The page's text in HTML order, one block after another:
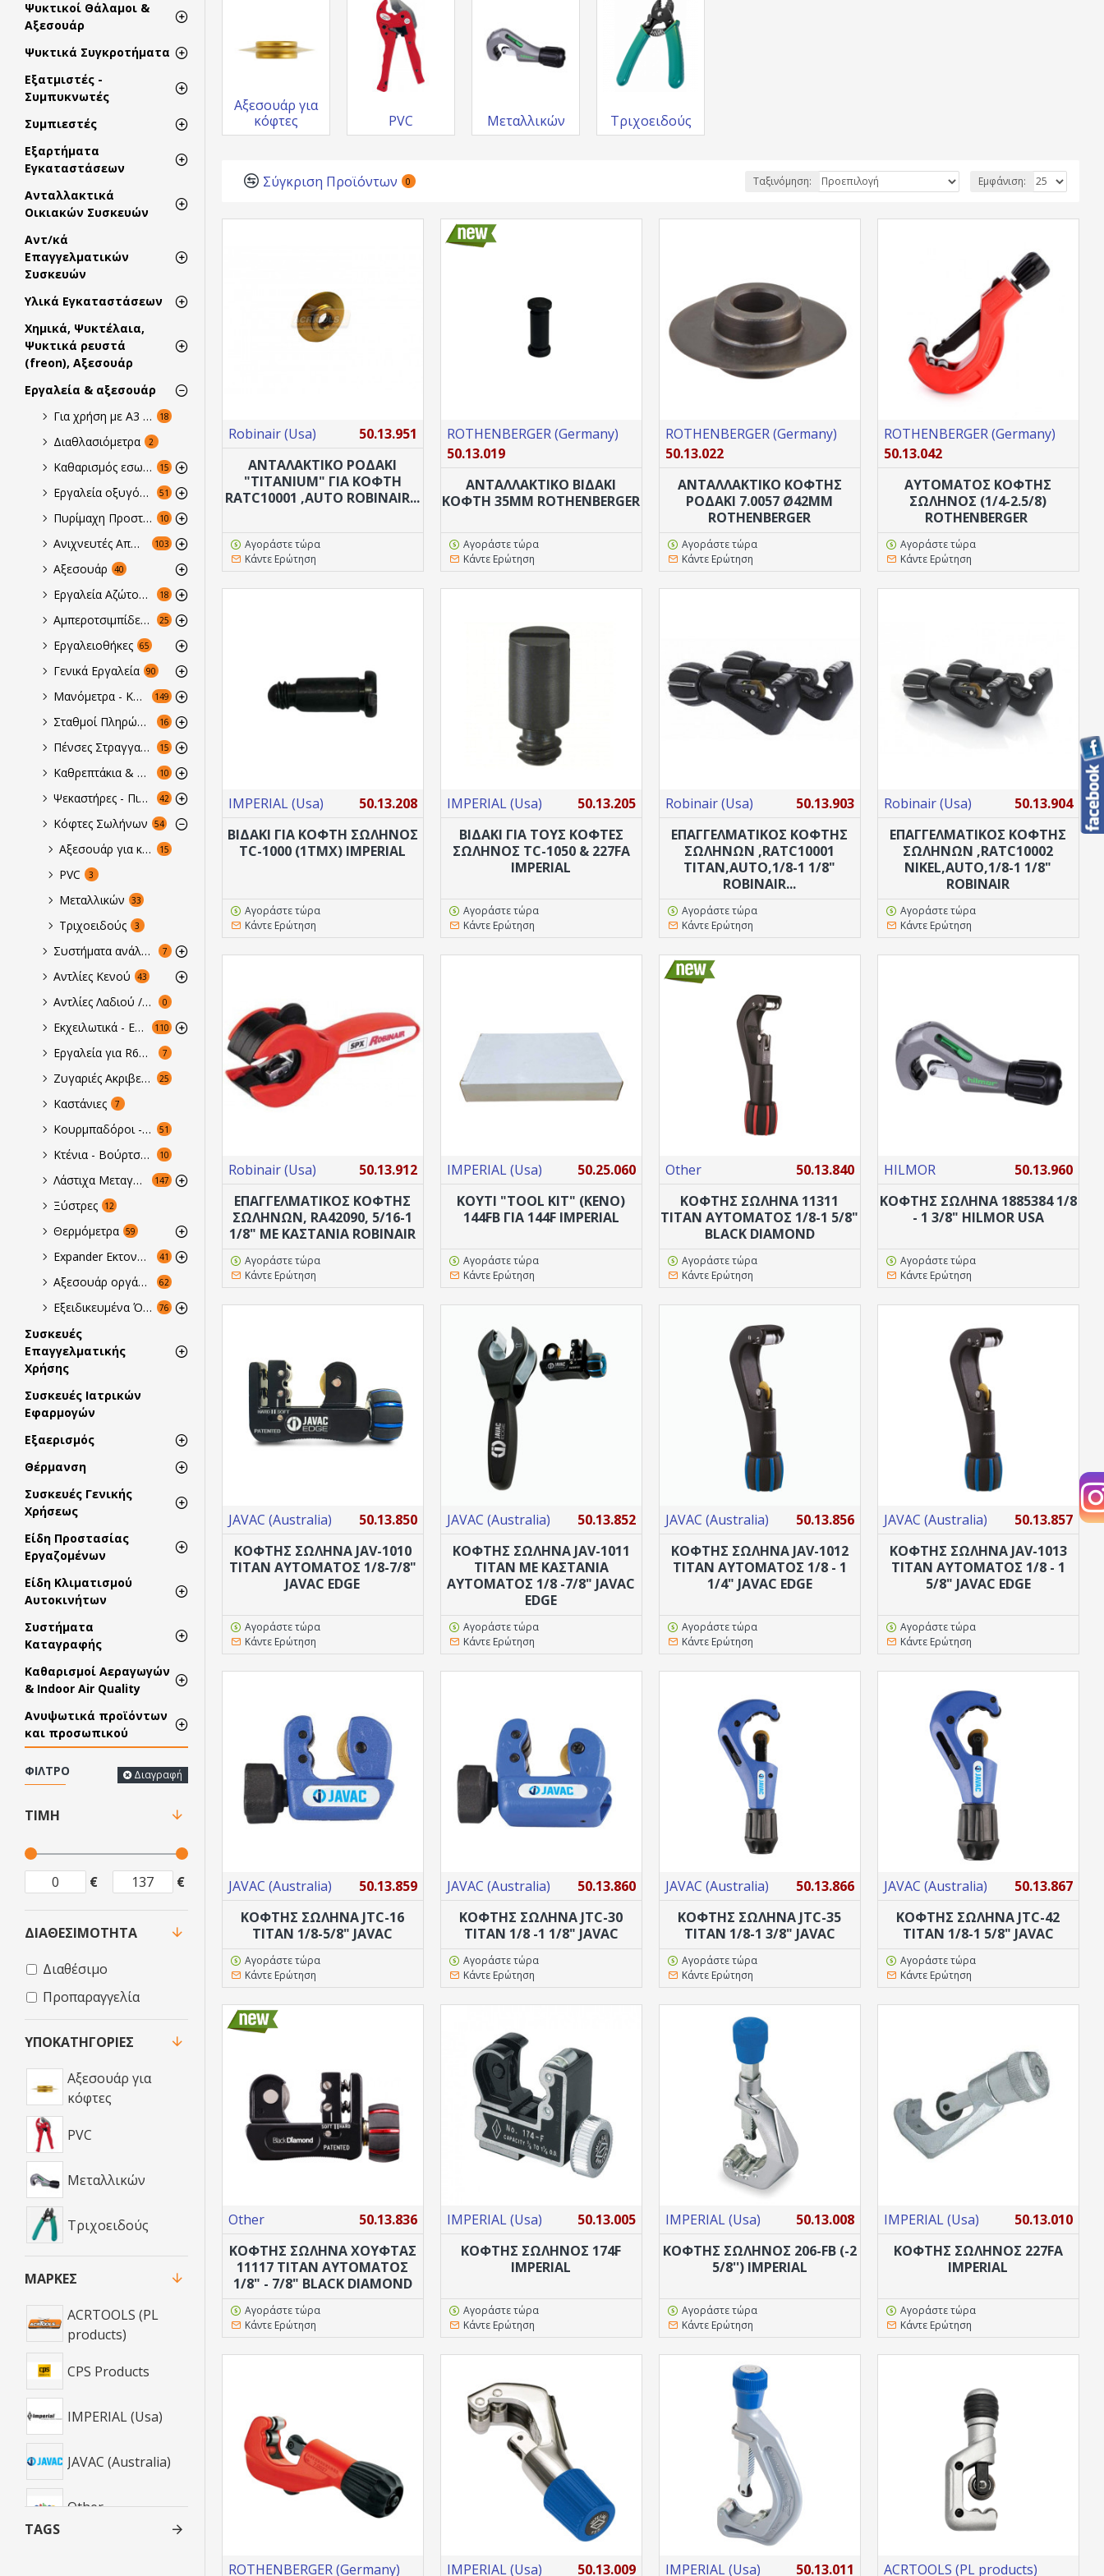
Ψυκτικοί Θάλαμοι &
Αξεσουάρ
Ψυκτικά Συγκροτήματα
Εξατμιστές -
Συμπυκνωτές
Συμπιεστές
Εξαρτήματα
Εγκαταστάσεων
Ανταλλακτικά
Οικιακών Συσκευών
Αντ/κά
Επαγγελματικών
Συσκευών
Υλικά Εγκαταστάσεων
Χημικά, Ψυκτέλαια,
Ψυκτικά ρευστά
(freon), Αξεσουάρ
Εργαλεία & αξεσουάρ
Για χρήση με A3 Εύφλεκτα & Εκρηκτικά Αέρια
18
Διαθλασιόμετρα 2
Καθαρισμός εσωτερικών κυκλωμάτων 15
Εργαλεία οξυγόνου & αξεσουάρ συγκόλλησης 51
Πυρίμαχη Προστασία 10
Ανιχνευτές Απωλειών 103
Αξεσουάρ 40
Εργαλεία Αζώτου Για Πρεσάρισμα & Για Κόλημμα 18
Αμπεροτσιμπίδες - Πολύμετρα -Tester 25
Εργαλειοθήκες 65
Γενικά Εργαλεία 90
Μανόμετρα - Κάσες 149
Σταθμοί Πληρώσεως, Ανάκτησης - Ανακύκλωσης 16
Πένσες Στραγγαλισμού 15
Καθρεπτάκια & Hλεκτρονικά Ενδσκόπια 10
Ψεκαστήρες - Πιεστικά 42
Κόφτες Σωλήνων 54
Αξεσουάρ για κόφτες 15
PVC 3
Μεταλλικών 33
Τριχοειδούς 3
Συστήματα ανάλυσης, απόδοσης & καθαριότητας 7
Αντλίες Κενού 43
Αντλίες Λαδιού / Ελεγκτές Οξύτητας 0
Εκχειλωτικά - Εκτονωτικά Συνδυαζόμενα 110
Εργαλεία για R600a, R290 7
Ζυγαριές Ακριβείας & Ογκομετρητές 25
Καστάνιες 7
Κουρμπαδόροι - Ελατήρια & Διαμόρφωση Σωλήνων 51
Κτένια - Βούρτσες στοιχείων 10
Λάστιχα Μεταγγίσεως - Κενού 147
Ξύστρες 12
Θερμόμετρα 59
Expander Εκτονωτές - Ταφαδόροι - Πρέσες 41
Αξεσουάρ οργάνωσης τεχνικών 62
Εξειδικευμένα Όργανα Μέτρησης 76
Συσκευές
Επαγγελματικής
Χρήσης
Συσκευές Ιατρικών
Εφαρμογών
Εξαερισμός
Θέρμανση
Συσκευές Γενικής
Χρήσεως
Είδη Προστασίας
Εργαζομένων
Είδη Κλιματισμού
Αυτοκινήτων
Συστήματα
Καταγραφής
Καθαρισμοί Αεραγωγών
& Indoor Air Quality
Ανυψωτικά προϊόντων
και προσωπικού
ΦΊΛΤΡΟ Διαγραφή
ΤΙΜΉ
€ €
ΥΠΟΚΑΤΗΓΟΡΊΕΣ
Αξεσουάρ για
κόφτες
PVC
Μεταλλικών
Τριχοειδούς
ΜΆΡΚΕΣ
ACRTOOLS (PL
products)
CPS Products
IMPERIAL (Usa)
JAVAC (Australia)
Other
TAGS
ΔΙΑΘΕΣΙΜΌΤΗΤΑ
Διαθέσιμο
Προπαραγγελία
Αξεσουάρ για
κόφτες
PVC Μεταλλικών Τριχοειδούς
Σύγκριση Προϊόντων 0 Ταξινόμηση: Εμφάνιση:
Robinair (Usa)
50.13.951
ΑΝΤΑΛΑΚΤΙΚΟ ΡΟΔΑΚΙ
"TITANIUM" ΓΙΑ ΚΟΦΤΗ
RATC10001 ,AUTO ROBINAIR...
Αγοράστε τώρα
Κάντε Ερώτηση
ROTHENBERGER (Germany)
50.13.019
ΑΝΤΑΛΛΑΚΤΙΚΌ ΒΙΔΆΚΙ
ΚΌΦΤΗ 35MM ROTHENBERGER
Αγοράστε τώρα
Κάντε Ερώτηση
ROTHENBERGER (Germany)
50.13.022
ΑΝΤΑΛΛΑΚΤΙΚΌ ΚΟΦΤΗΣ
ΡΟΔΑΚΙ 7.0057 Ø42MM
ROTHENBERGER
Αγοράστε τώρα
Κάντε Ερώτηση
ROTHENBERGER (Germany)
50.13.042
ΑΥΤΌΜΑΤΟΣ ΚΟΦΤΗΣ
ΣΩΛΗΝΟΣ (1/4-2.5/8)
ROTHENBERGER
Αγοράστε τώρα
Κάντε Ερώτηση
IMPERIAL (Usa)
50.13.208
ΒΙΔΆΚΙ ΓΙΑ ΚΟΦΤΗ ΣΩΛΗΝΟΣ
TC-1000 (1ΤΜΧ) IMPERIAL
Αγοράστε τώρα
Κάντε Ερώτηση
IMPERIAL (Usa)
50.13.205
ΒΙΔΑΚΙ ΓΙΑ ΤΟΥΣ ΚΟΦΤΕΣ
ΣΩΛΗΝΟΣ TC-1050 & 227FA
IMPERIAL
Αγοράστε τώρα
Κάντε Ερώτηση
Robinair (Usa)
50.13.903
ΕΠΑΓΓΕΛΜΑΤΙΚΟΣ ΚΟΦΤΗΣ
ΣΩΛΗΝΩΝ ,RATC10001
TITAN,AUTO,1/8-1 1/8"
ROBINAIR...
Αγοράστε τώρα
Κάντε Ερώτηση
Robinair (Usa)
50.13.904
ΕΠΑΓΓΕΛΜΑΤΙΚΟΣ ΚΟΦΤΗΣ
ΣΩΛΗΝΩΝ ,RATC10002
NIKEL,AUTO,1/8-1 1/8"
ROBINAIR
Αγοράστε τώρα
Κάντε Ερώτηση
Robinair (Usa)
50.13.912
ΕΠΑΓΓΕΛΜΑΤΙΚΟΣ ΚΟΦΤΗΣ
ΣΩΛΗΝΩΝ, RA42090, 5/16-1
1/8" ΜΕ ΚΑΣΤΆΝΙΑ ROBINAIR
Αγοράστε τώρα
Κάντε Ερώτηση
IMPERIAL (Usa)
50.25.060
ΚΟΥΤΙ "TOOL ΚΙΤ" (ΚΕΝΟ)
144FB ΓΙΑ 144F IMPERIAL
Αγοράστε τώρα
Κάντε Ερώτηση
Other
50.13.840
ΚΟΦΤΗΣ ΣΩΛΗΝΑ 11311
TITAN ΑΥΤΌΜΑΤΟΣ 1/8-1 5/8"
BLACK DIAMOND
Αγοράστε τώρα
Κάντε Ερώτηση
HILMOR
50.13.960
ΚΟΦΤΗΣ ΣΩΛΗΝΑ 1885384 1/8
- 1 3/8" HILMOR USA
Αγοράστε τώρα
Κάντε Ερώτηση
JAVAC (Australia)
50.13.850
ΚΟΦΤΗΣ ΣΩΛΗΝΑ JAV-1010
TITAN ΑΥΤΌΜΑΤΟΣ 1/8-7/8"
JAVAC EDGE
Αγοράστε τώρα
Κάντε Ερώτηση
JAVAC (Australia)
50.13.852
ΚΟΦΤΗΣ ΣΩΛΗΝΑ JAV-1011
TITAN ΜΕ ΚΑΣΤΆΝΙΑ
ΑΥΤΌΜΑΤΟΣ 1/8 -7/8" JAVAC
EDGE
Αγοράστε τώρα
Κάντε Ερώτηση
JAVAC (Australia)
50.13.856
ΚΟΦΤΗΣ ΣΩΛΗΝΑ JAV-1012
TITAN ΑΥΤΌΜΑΤΟΣ 1/8 - 1
1/4" JAVAC EDGE
Αγοράστε τώρα
Κάντε Ερώτηση
JAVAC (Australia)
50.13.857
ΚΟΦΤΗΣ ΣΩΛΗΝΑ JAV-1013
TITAN ΑΥΤΌΜΑΤΟΣ 1/8 - 1
5/8" JAVAC EDGE
Αγοράστε τώρα
Κάντε Ερώτηση
JAVAC (Australia)
50.13.859
ΚΟΦΤΗΣ ΣΩΛΗΝΑ JTC-16
TITAN 1/8-5/8" JAVAC
Αγοράστε τώρα
Κάντε Ερώτηση
JAVAC (Australia)
50.13.860
ΚΟΦΤΗΣ ΣΩΛΗΝΑ JTC-30
TITAN 1/8 -1 1/8" JAVAC
Αγοράστε τώρα
Κάντε Ερώτηση
JAVAC (Australia)
50.13.866
ΚΟΦΤΗΣ ΣΩΛΗΝΑ JTC-35
TITAN 1/8-1 3/8" JAVAC
Αγοράστε τώρα
Κάντε Ερώτηση
JAVAC (Australia)
50.13.867
ΚΟΦΤΗΣ ΣΩΛΗΝΑ JTC-42
TITAN 1/8-1 5/8" JAVAC
Αγοράστε τώρα
Κάντε Ερώτηση
Other
50.13.836
ΚΟΦΤΗΣ ΣΩΛΗΝΑ ΧΟΎΦΤΑΣ
11117 TITAN ΑΥΤΌΜΑΤΟΣ
1/8" - 7/8" BLACK DIAMOND
Αγοράστε τώρα
Κάντε Ερώτηση
IMPERIAL (Usa)
50.13.005
ΚΟΦΤΗΣ ΣΩΛΗΝΟΣ 174F
IMPERIAL
Αγοράστε τώρα
Κάντε Ερώτηση
IMPERIAL (Usa)
50.13.008
ΚΟΦΤΗΣ ΣΩΛΗΝΟΣ 206-FB (-2
5/8'') IMPERIAL
Αγοράστε τώρα
Κάντε Ερώτηση
IMPERIAL (Usa)
50.13.010
ΚΟΦΤΗΣ ΣΩΛΗΝΟΣ 227FA
IMPERIAL
Αγοράστε τώρα
Κάντε Ερώτηση
ROTHENBERGER (Germany) IMPERIAL (Usa) 50.13.009 IMPERIAL (Usa) 50.13.011 ACRTOOLS (PL products)